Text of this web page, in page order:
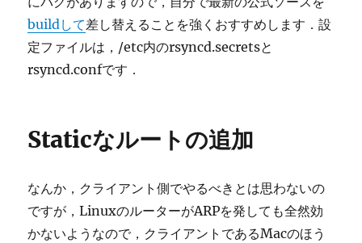
buildして差し替えることを強くおすすめします．設
定ファイルは，/etc内のrsyncd.secretsと
rsyncd.confです．
Staticなルートの追加
なんか，クライアント側でやるべきとは思わないの
ですが，LinuxのルーターがARPを発しても全然効
かないようなので，クライアントであるMacのほう